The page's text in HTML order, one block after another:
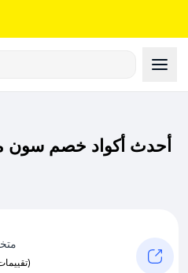
أحدث أكواد خصم
(0 تقييمات)